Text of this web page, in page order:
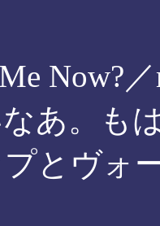
Now?
あ。も
とヴォ